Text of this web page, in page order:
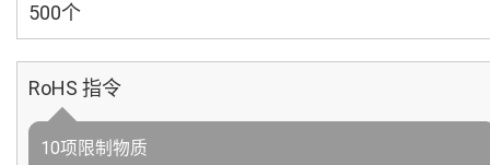
500个
RoHS 指令
10项限制物质